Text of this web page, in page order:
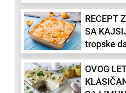
porodice
RECEPT
SA
tropske
OVOG